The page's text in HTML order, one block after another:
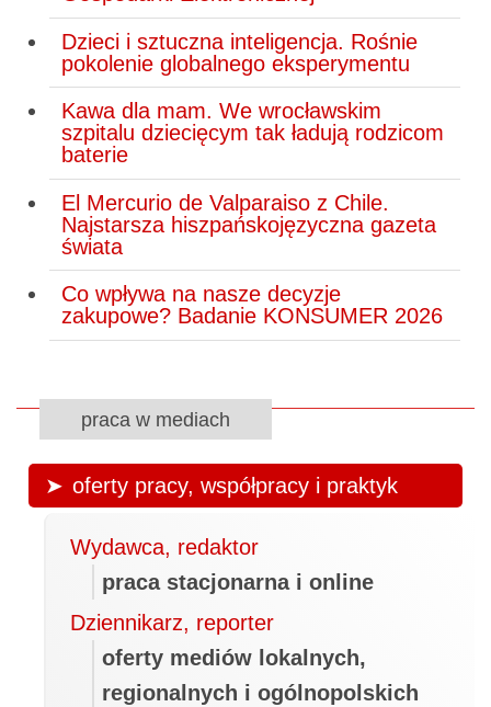
Dzieci i sztuczna inteligencja. Rośnie
pokolenie globalnego eksperymentu
Kawa dla mam. We wrocławskim
szpitalu dziecięcym tak ładują rodzicom
baterie
El Mercurio de Valparaiso z Chile.
Najstarsza hiszpańskojęzyczna gazeta
świata
Co wpływa na nasze decyzje
zakupowe? Badanie KONSUMER 2026
praca w mediach
oferty pracy, współpracy i praktyk
Wydawca, redaktor
praca stacjonarna i online
Dziennikarz, reporter
oferty mediów lokalnych,
regionalnych i ogólnopolskich